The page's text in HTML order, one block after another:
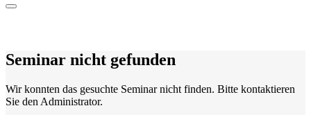
Seminar nicht gefunden
Wir konnten das gesuchte Seminar nicht finden. Bitte kontaktieren
Sie den Administrator.